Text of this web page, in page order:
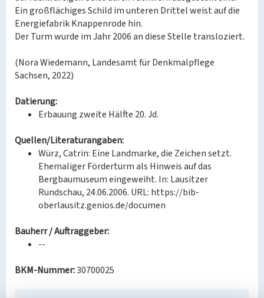
Ein großflächiges Schild im unteren Drittel weist auf die
Energiefabrik Knappenrode hin.
Der Turm wurde im Jahr 2006 an diese Stelle transloziert.
(Nora Wiedemann, Landesamt für Denkmalpflege
Sachsen, 2022)
Datierung:
Erbauung zweite Hälfte 20. Jd.
Quellen/Literaturangaben:
Würz, Catrin: Eine Landmarke, die Zeichen setzt.
Ehemaliger Förderturm als Hinweis auf das
Bergbaumuseum eingeweiht. In: Lausitzer
Rundschau, 24.06.2006. URL: https://bib-
oberlausitz.genios.de/documen
Bauherr / Auftraggeber:
--
BKM-Nummer:30700025